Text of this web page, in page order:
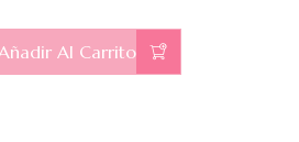
Al Carrito